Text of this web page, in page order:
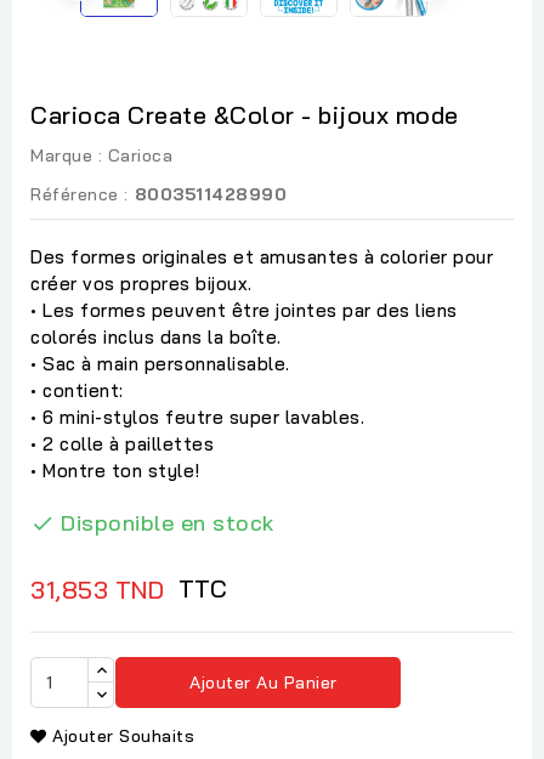
Carioca Create &Color - bijoux mode
Marque : Carioca
Référence : 8003511428990
Des formes originales et amusantes à colorier pour
créer vos propres bijoux.
• Les formes peuvent être jointes par des liens
colorés inclus dans la boîte.
• Sac à main personnalisable.
• contient:
• 6 mini-stylos feutre super lavables.
• 2 colle à paillettes
• Montre ton style!
 Disponible en stock
31,853 TND TTC
Ajouter Au Panier
Ajouter Souhaits